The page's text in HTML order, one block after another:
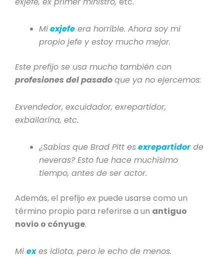
Miexjefe era horrible. Ahora soy mi
propio jefe y estoy mucho mejor.
Este prefijo se usa mucho también con
profesiones del pasadoque ya no ejercemos:
Exvendedor, excuidador, exrepartidor,
exbailarina, etc.
¿Sabías que Brad Pitt esexrepartidorde
neveras? Esto fue hace muchísimo
tiempo, antes de ser actor.
Además, el prefijoex puede usarse como un
término propio para referirse a un antiguo
novio o cónyuge.
Miexes idiota, pero le echo de menos.